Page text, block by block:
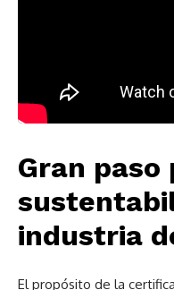
Gran paso
industria
El propósito de la